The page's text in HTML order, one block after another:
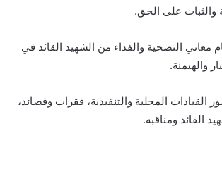
والثبات على الحق.
معاني التضحية والفداء من الشهيد القائد في
والهيمنة.
القيادات المحلية والتنفيذية، فقرات وقصائد،
القائد ومناقبه.